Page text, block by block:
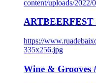
content/uploads/
ARTBEERFEST
https://
335x256.jpg
Wine & Grooves